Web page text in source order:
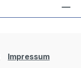
Impressum